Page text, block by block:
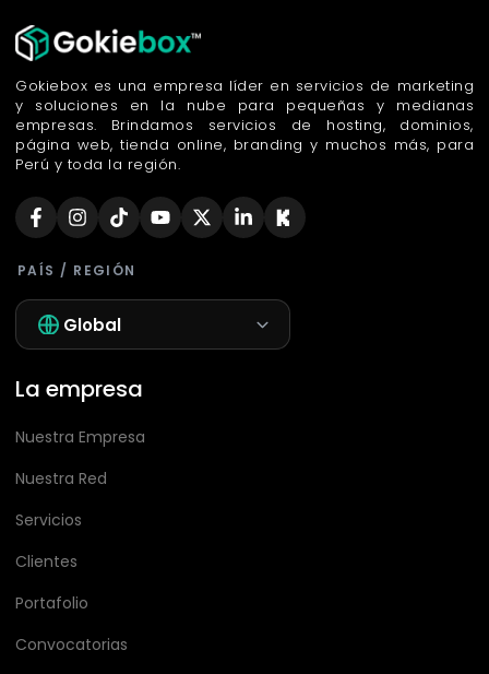
Gokiebox es una empresa líder en servicios de marketing
y soluciones en la nube para pequeñas y medianas
empresas. Brindamos servicios de hosting, dominios,
página web, tienda online, branding y muchos más, para
Perú y toda la región.
PAÍS / REGIÓN
Global
La empresa
Nuestra Empresa
Nuestra Red
Servicios
Clientes
Portafolio
Convocatorias